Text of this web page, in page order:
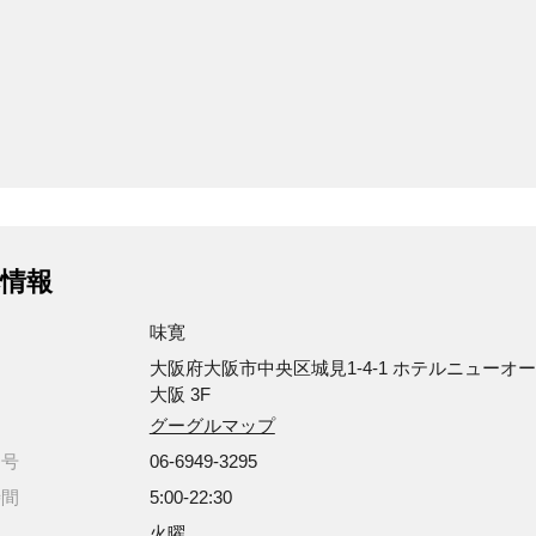
報
味寛
大阪府大阪市中央区城見1-4-1 ホテルニューオ
大阪 3F
グーグルマップ
06-6949-3295
5:00-22:30